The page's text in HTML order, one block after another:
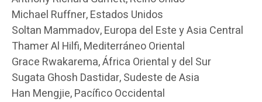
Michael Ruffner, Estados Unidos
Soltan Mammadov, Europa del Este y Asia Central
Thamer Al Hilfi, Mediterráneo Oriental
Grace Rwakarema, África Oriental y del Sur
Sugata Ghosh Dastidar, Sudeste de Asia
Han Mengjie, Pacífico Occidental